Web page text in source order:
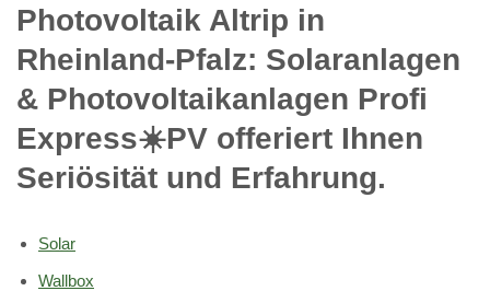
Photovoltaik Altrip in
Rheinland-Pfalz: Solaranlagen
& Photovoltaikanlagen Profi
Express☀️PV️ offeriert Ihnen
Seriösität und Erfahrung.
Solar
Wallbox